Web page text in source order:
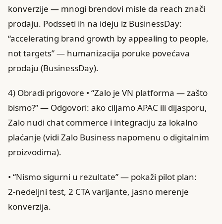
konverzije — mnogi brendovi misle da reach znači
prodaju. Podsseti ih na ideju iz BusinessDay:
“accelerating brand growth by appealing to people,
not targets” — humanizacija poruke povećava
prodaju (BusinessDay).
4) Obradi prigovore • “Zalo je VN platforma — zašto
bismo?” — Odgovori: ako ciljamo APAC ili dijasporu,
Zalo nudi chat commerce i integraciju za lokalno
plaćanje (vidi Zalo Business napomenu o digitalnim
proizvodima).
• “Nismo sigurni u rezultate” — pokaži pilot plan:
2‑nedeljni test, 2 CTA varijante, jasno merenje
konverzija.